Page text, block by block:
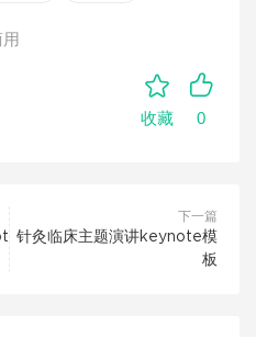
收藏 0
下一篇
针灸临床主题演讲keynote模
板